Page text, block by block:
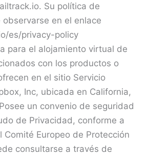
Su política de
en el enlace
es/privacy-policy
para el alojamiento virtual de
con los productos o
en el sitio Servicio
Inc, ubicada en California,
un convenio de seguridad
de Privacidad, conforme a
Comité Europeo de Protección
consultarse a través de